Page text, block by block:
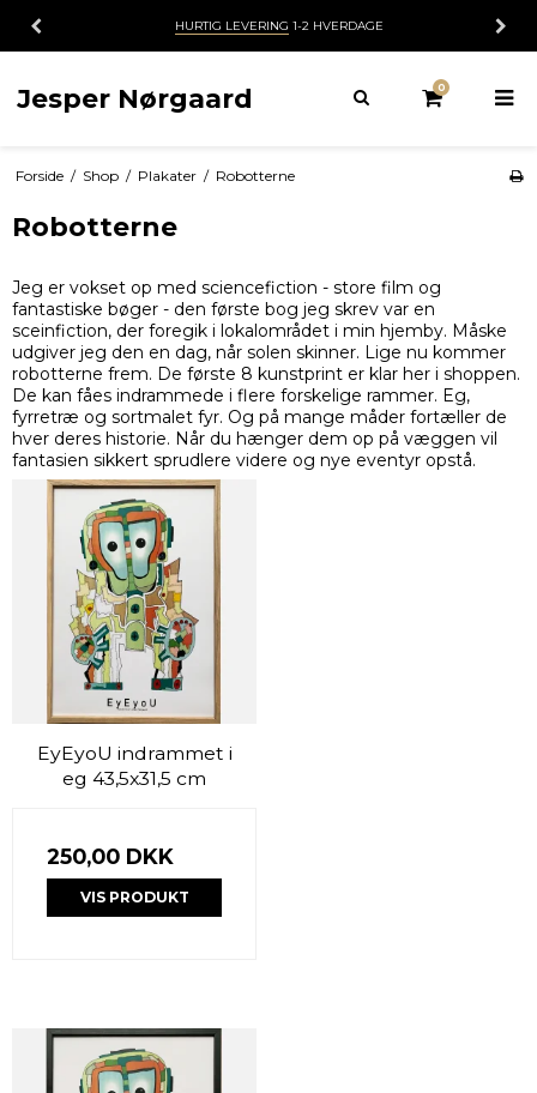
30 DAGESFORTRYDELSESRET
Jesper Nørgaard 0
Forside / Shop / Plakater / Robotterne
Robotterne
Jeg er vokset op med sciencefiction - store film og
fantastiske bøger - den første bog jeg skrev var en
sceinfiction, der foregik i lokalområdet i min hjemby. Måske
udgiver jeg den en dag, når solen skinner. Lige nu kommer
robotterne frem. De første 8 kunstprint er klar her i shoppen.
De kan fåes indrammede i flere forskelige rammer. Eg,
fyrretræ og sortmalet fyr. Og på mange måder fortæller de
hver deres historie. Når du hænger dem op på væggen vil
fantasien sikkert sprudlere videre og nye eventyr opstå.
EyEyoU indrammet i
eg 43,5x31,5 cm
250,00 DKK
VIS PRODUKT